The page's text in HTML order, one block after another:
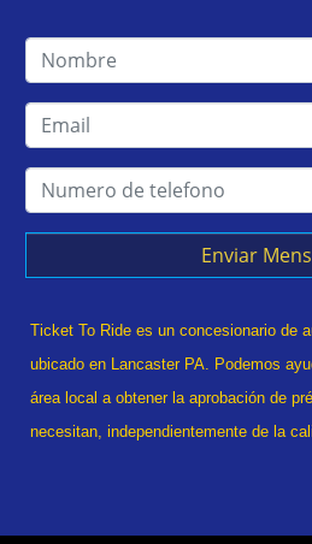
Enviar
Ticket To Ride es un concesionario de
ubicado en Lancaster PA. Podemos
área local a obtener la aprobación de
necesitan, independientemente de la
vehículos usados ??que ofrecen otras